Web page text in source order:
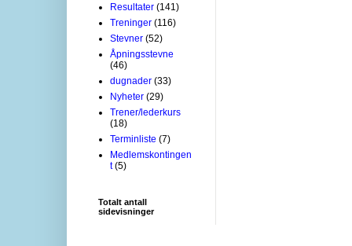
Resultater (141)
Treninger (116)
Stevner (52)
Åpningsstevne
(46)
dugnader (33)
Nyheter (29)
Trener/lederkurs
(18)
Terminliste (7)
Medlemskontingen
t (5)
Totalt antall
sidevisninger